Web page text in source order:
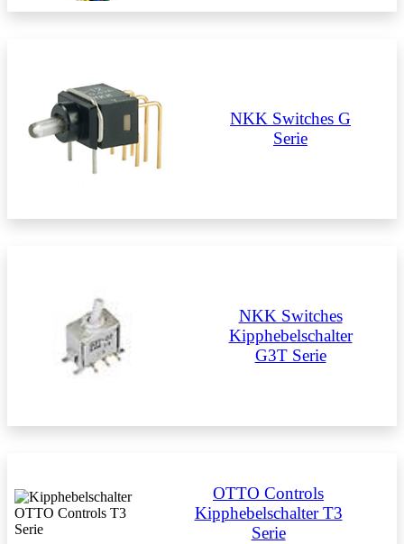
NKK Switches G
Serie
NKK Switches
Kipphebelschalter
G3T Serie
OTTO Controls
Kipphebelschalter T3
Serie